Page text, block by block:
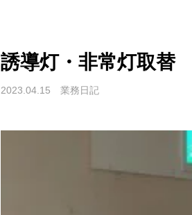
誘導灯・非常灯取替
2023.04.15 業務日記